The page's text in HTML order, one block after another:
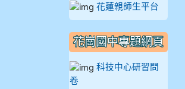
花蓮親師生平台
花崗國中專題網頁
科技中心研習問
卷